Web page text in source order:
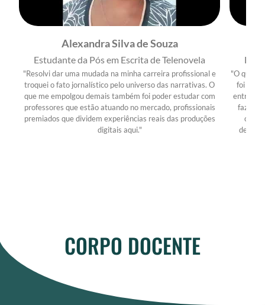
Alexandra Silva de Souza
Estudante da Pós em Escrita de Telenovela
"Resolvi dar uma mudada na minha carreira profissional e
troquei o fato jornalístico pelo universo das narrativas. O
que me empolgou demais também foi poder estudar com
professores que estão atuando no mercado, profissionais
premiados que dividem experiências reais das produções
digitais aqui."
"O que
foi a
entre o
fazer
CORPO DOCENTE